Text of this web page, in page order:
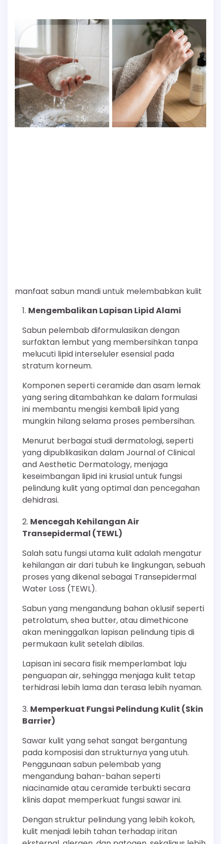
manfaat sabun mandi untuk melembabkan kulit
Mengembalikan Lapisan Lipid Alami
Sabun pelembab diformulasikan dengan
surfaktan lembut yang membersihkan tanpa
melucuti lipid interseluler esensial pada
stratum korneum.
Komponen seperti ceramide dan asam lemak
yang sering ditambahkan ke dalam formulasi
ini membantu mengisi kembali lipid yang
mungkin hilang selama proses pembersihan.
Menurut berbagai studi dermatologi, seperti
yang dipublikasikan dalam Journal of Clinical
and Aesthetic Dermatology, menjaga
keseimbangan lipid ini krusial untuk fungsi
pelindung kulit yang optimal dan pencegahan
dehidrasi.
Mencegah Kehilangan Air
Transepidermal (TEWL)
Salah satu fungsi utama kulit adalah mengatur
kehilangan air dari tubuh ke lingkungan, sebuah
proses yang dikenal sebagai Transepidermal
Water Loss (TEWL).
Sabun yang mengandung bahan oklusif seperti
petrolatum, shea butter, atau dimethicone
akan meninggalkan lapisan pelindung tipis di
permukaan kulit setelah dibilas.
Lapisan ini secara fisik memperlambat laju
penguapan air, sehingga menjaga kulit tetap
terhidrasi lebih lama dan terasa lebih nyaman.
Memperkuat Fungsi Pelindung Kulit (Skin
Barrier)
Sawar kulit yang sehat sangat bergantung
pada komposisi dan strukturnya yang utuh.
Penggunaan sabun pelembab yang
mengandung bahan-bahan seperti
niacinamide atau ceramide terbukti secara
klinis dapat memperkuat fungsi sawar ini.
Dengan struktur pelindung yang lebih kokoh,
kulit menjadi lebih tahan terhadap iritan